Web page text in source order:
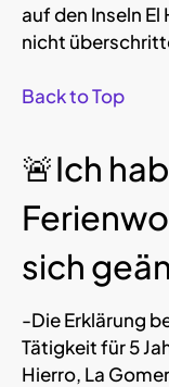
auf den Inseln El
nicht
Back to Top
🚨Ich
sich
-Die Erklärung
Tätigkeit für 5
Hierro, La